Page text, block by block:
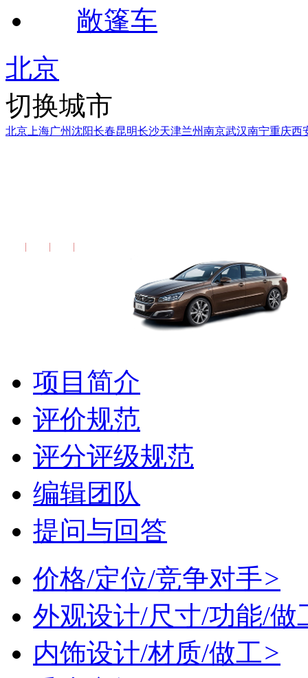
敞篷车
北京
切换城市
北京 上海广州沈阳长春昆明长沙天津兰州南京武汉南宁重庆西
项目简介
评价规范
评分评级规范
编辑团队
提问与回答
价格/定位/竞争对手>
外观设计/尺寸/功能/做
内饰设计/材质/做工>